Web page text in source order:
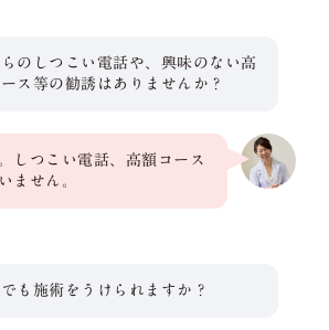
のしつこい電話や、興味のない高
ス等の勧誘はありませんか？
しつこい電話、高額コース
ません。
も施術をうけられますか？